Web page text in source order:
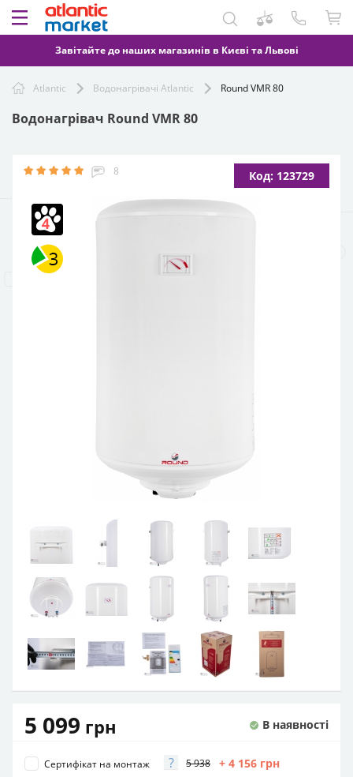
Завітайте до наших магазинів в Києві та Львові
Atlantic Водонагрівачі Atlantic Round VMR 80
Водонагрівач Round VMR 80
8 Код: 123729
В наявності
5 099 грн
Сертифікат на монтаж ? 5 938 + 4 156грн